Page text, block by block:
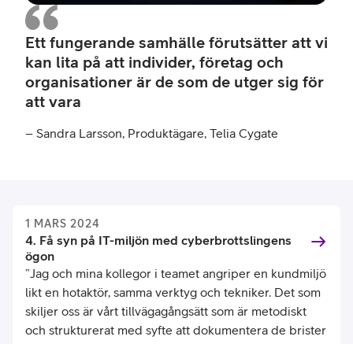
Ett fungerande samhälle förutsätter att vi
kan lita på att individer, företag och
organisationer är de som de utger sig för
att vara
– Sandra Larsson, Produktägare, Telia Cygate
1 MARS 2024
4. Få syn på IT-miljön med cyberbrottslingens
ögon
”Jag och mina kollegor i teamet angriper en kundmiljö
likt en hotaktör, samma verktyg och tekniker. Det som
skiljer oss är vårt tillvägagångsätt som är metodiskt
och strukturerat med syfte att dokumentera de brister